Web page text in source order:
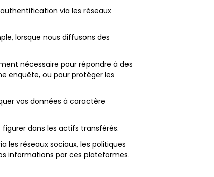
via les réseaux
lorsque nous diffusons des
nécessaire pour répondre à des
enquête, ou pour protéger les
vos données à caractère
dans les actifs transférés.
les réseaux sociaux, les politiques
informations par ces plateformes.